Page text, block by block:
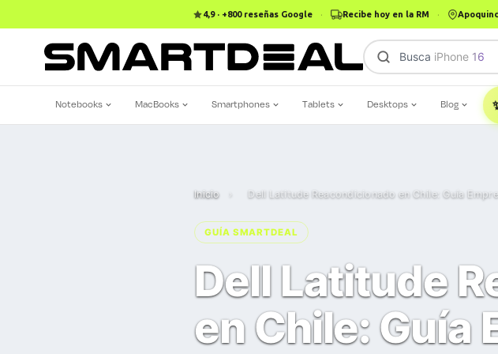
4,9 · +800 reseñas Google · Recibe hoy en la RM ·
Busca
Notebooks MacBooks Smartphones Tablets Desktops Blog
Inicio Dell Latitude Reacondicionado en Chile: Guía
GUÍA SMARTDEAL
Dell Latitude
en Chile: Guía